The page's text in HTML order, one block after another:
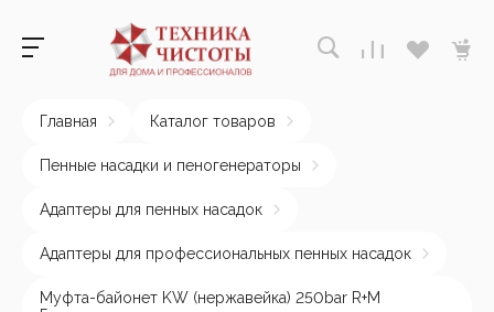
Главная Каталог товаров
Пенные насадки и пеногенераторы
Адаптеры для пенных насадок
Адаптеры для профессиональных пенных насадок
Муфта-байонет KW (нержавейка) 250bar R+M